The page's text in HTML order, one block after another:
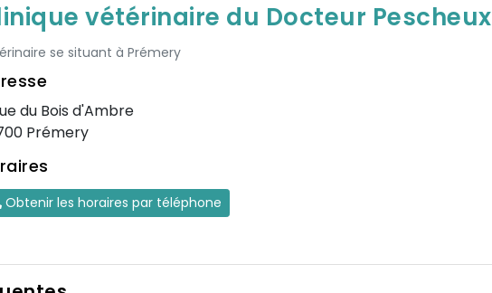
vétérinaire du Docteur Pescheux
se situant à Prémery
du Bois d'Ambre
Prémery
Obtenir les horaires par téléphone